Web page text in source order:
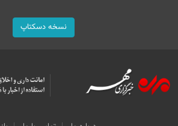
نسخه دسکتاپ